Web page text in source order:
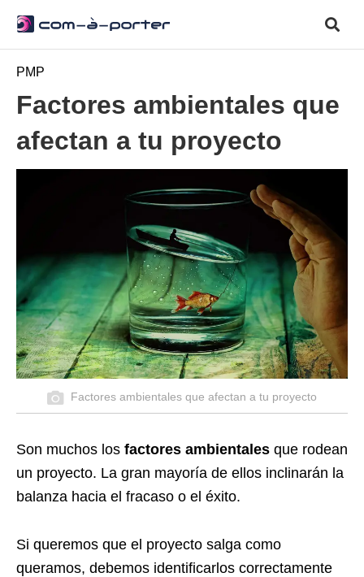
PMP
Factores ambientales que
afectan a tu proyecto
Factores ambientales que afectan a tu proyecto
Son muchos los factores ambientales que rodean
un proyecto. La gran mayoría de ellos inclinarán la
balanza hacia el fracaso o el éxito.
Si queremos que el proyecto salga como
queramos, debemos identificarlos correctamente